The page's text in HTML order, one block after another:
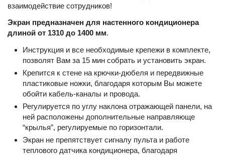
взаимодействие сотрудников!
Экран предназначен для настенного кондиционера
длиной от 1310 до 1400 мм.
Инструкция и все необходимые крепежи в комплекте,
позволят Вам за 15 мин собрать и установить экран.
Крепится к стене на крючки-дюбеля и передвижные
пластиковые ножки, благодаря которым Вы можете
обойти кабель-каналы и провода.
Регулируется по углу наклона отражающей панели, на
ней расположены дополнительные направляюще
“крылья”, регулируемые по горизонтали.
Экран не препятствует сигналу пульта и работе
теплового датчика кондиционера, благодаря